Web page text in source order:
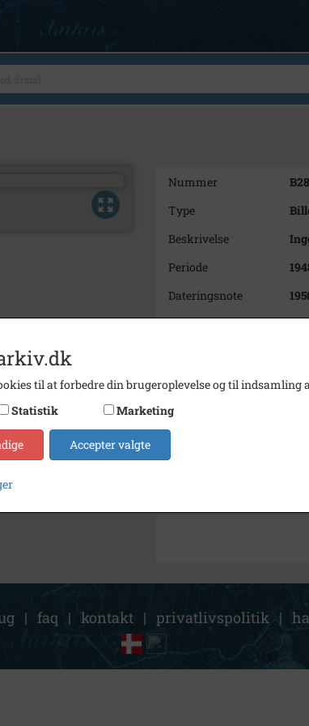
Nummer
Type
Beskrivelse
Periode
Dateringsnote
Fotograf
Arkiv
Søg videre i
Larsen, Inger født 23/9
| faq | kontakt | privatlivspolitik |
til at forbedre din brugeroplevelse og til indsamling
Statistik Marketing
Accepter valgte